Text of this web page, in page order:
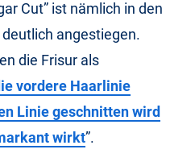
Cut” ist nämlich in den
angestiegen.
die Frisur als
vordere Haarlinie
Linie geschnitten wird
wirkt”.